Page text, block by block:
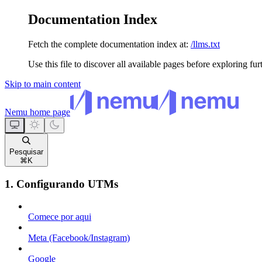
Documentation Index
Fetch the complete documentation index at: /llms.txt
Use this file to discover all available pages before exploring
Skip to main content
Nemu home page
Pesquisar
⌘ K
1. Configurando UTMs
Comece por aqui
Meta (Facebook/Instagram)
Google